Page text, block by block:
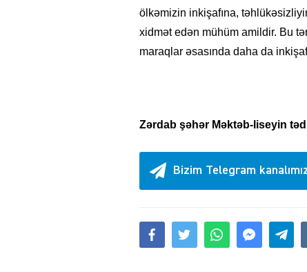
ölkəmizin inkişafına,
xidmət edən mühüm amildir. Bu
maraqlar əsasında daha da
Zərdab şəhər Məktəb-liseyin
Bizim Telegram